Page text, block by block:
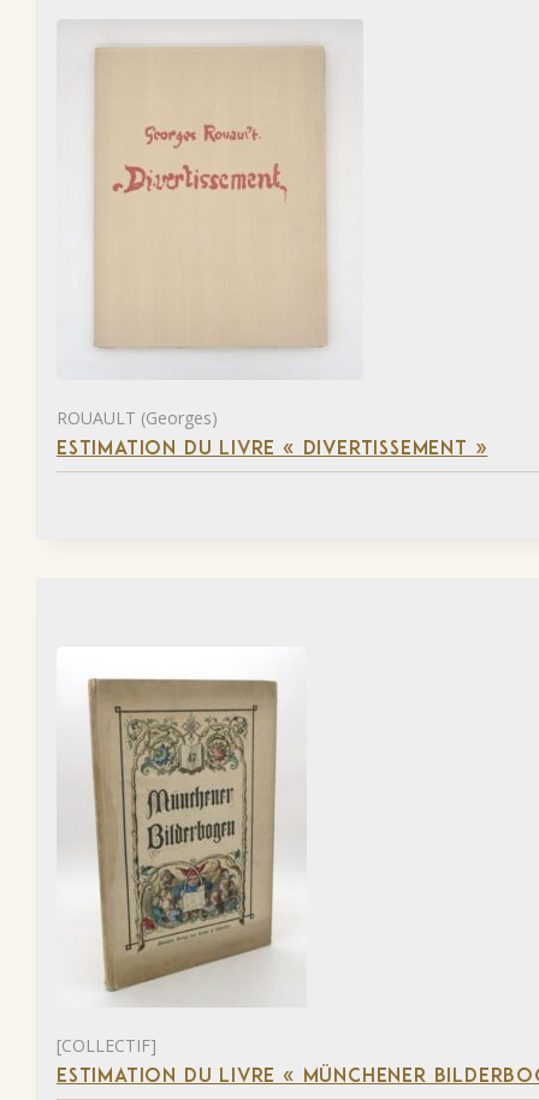
ROUAULT (Georges)
ESTIMATION DU LIVRE « DIVERTISSEMENT »
[COLLECTIF]
ESTIMATION DU LIVRE « MÜNCHENER